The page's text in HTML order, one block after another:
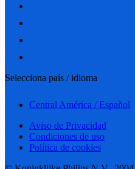
Selecciona país / idioma
Central América / Español
Aviso de Privacidad
Condiciones de uso
Política de cookies